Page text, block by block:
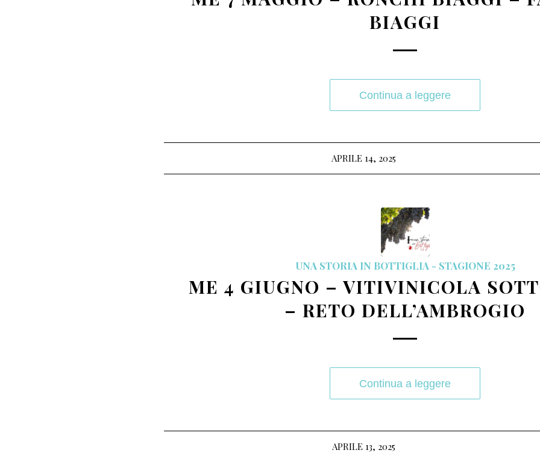
BIAGGI
Continua a leggere
APRILE 14, 2025
UNA STORIA IN BOTTIGLIA - STAGIONE 2025
ME 4 GIUGNO – VITIVINICOLA
– RETO DELL’AMBROGIO
Continua a leggere
APRILE 13, 2025